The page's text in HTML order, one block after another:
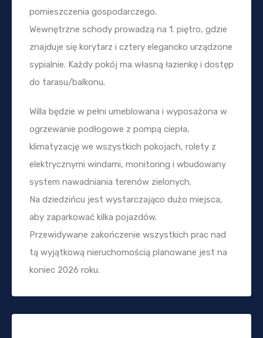
pomieszczenia gospodarczego.
Wewnętrzne schody prowadzą na 1. piętro, gdzie
znajduje się korytarz i cztery elegancko urządzone
sypialnie. Każdy pokój ma własną łazienkę i dostęp
do tarasu/balkonu.
Willa będzie w pełni umeblowana i wyposażona w
ogrzewanie podłogowe z pompą ciepła,
klimatyzację we wszystkich pokojach, rolety z
elektrycznymi windami, monitoring i wbudowany
system nawadniania terenów zielonych.
Na dziedzińcu jest wystarczająco dużo miejsca,
aby zaparkować kilka pojazdów.
Przewidywane zakończenie wszystkich prac nad
tą wyjątkową nieruchomością planowane jest na
koniec 2026 roku.